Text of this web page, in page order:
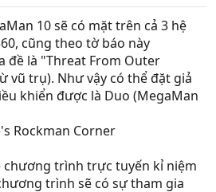
10 sẽ có mặt trên cả 3 hệ
cũng theo tờ báo này
đề là "Threat From Outer
vũ trụ). Như vậy có thể đặt giả
khiển được là Duo (MegaMan
Rockman Corner
chương trình trực tuyến kỉ niệm
trình sẽ có sự tham gia